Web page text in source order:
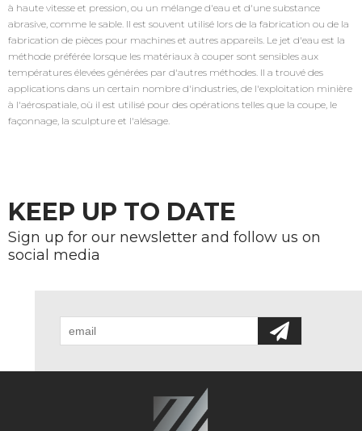
à haute vitesse et pression, ou un mélange d'eau et d'une substance
abrasive, comme le sable. Il est souvent utilisé lors de la fabrication ou de la
fabrication de pièces pour machines et autres appareils. Le jet d'eau est la
méthode préférée lorsque les matériaux à couper sont sensibles aux
températures élevées générées par d'autres méthodes. Il a trouvé des
applications dans un certain nombre d'industries, de l'exploitation minière
à l'aérospatiale, où il est utilisé pour des opérations telles que la coupe, le
façonnage, la sculpture et l'alésage.
KEEP UP TO DATE
Sign up for our newsletter and follow us on
social media